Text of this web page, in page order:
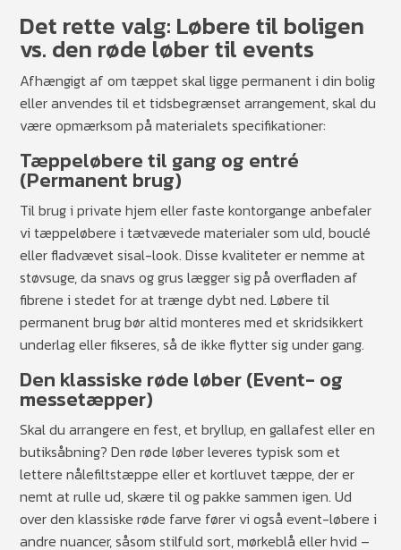
Det rette valg: Løbere til boligen
vs. den røde løber til events
Afhængigt af om tæppet skal ligge permanent i din bolig
eller anvendes til et tidsbegrænset arrangement, skal du
være opmærksom på materialets specifikationer:
Tæppeløbere til gang og entré
(Permanent brug)
Til brug i private hjem eller faste kontorgange anbefaler
vi tæppeløbere i tætvævede materialer som uld, bouclé
eller fladvævet sisal-look. Disse kvaliteter er nemme at
støvsuge, da snavs og grus lægger sig på overfladen af
fibrene i stedet for at trænge dybt ned. Løbere til
permanent brug bør altid monteres med et skridsikkert
underlag eller fikseres, så de ikke flytter sig under gang.
Den klassiske røde løber (Event- og
messetæpper)
Skal du arrangere en fest, et bryllup, en gallafest eller en
butiksåbning? Den røde løber leveres typisk som et
lettere nålefiltstæppe eller et kortluvet tæppe, der er
nemt at rulle ud, skære til og pakke sammen igen. Ud
over den klassiske røde farve fører vi også event-løbere i
andre nuancer, såsom stilfuld sort, mørkeblå eller hvid –